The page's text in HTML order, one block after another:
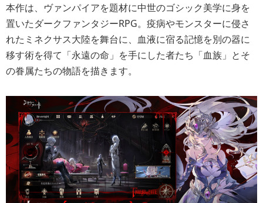
本作は、ヴァンパイアを題材に中世のゴシック美学に身を
置いたダークファンタジーRPG。疫病やモンスターに侵さ
れたミネクサス大陸を舞台に、血液に宿る記憶を別の器に
移す術を得て「永遠の命」を手にした者たち「血族」とそ
の眷属たちの物語を描きます。